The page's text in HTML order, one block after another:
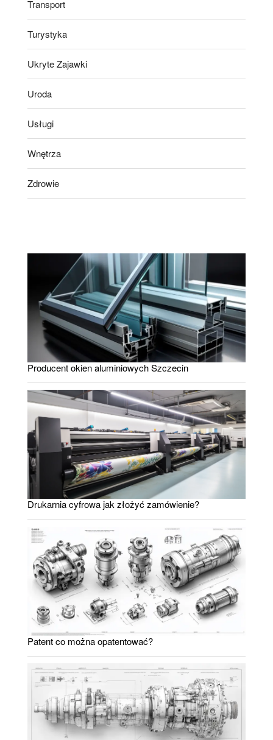
Transport
Turystyka
Ukryte Zajawki
Uroda
Usługi
Wnętrza
Zdrowie
Producent okien aluminiowych Szczecin
Drukarnia cyfrowa jak złożyć zamówienie?
Patent co można opatentować?